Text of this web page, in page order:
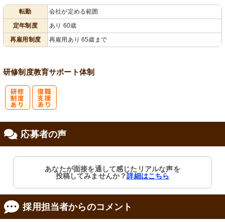
転勤
会社が定める範囲
定年制度
あり 60歳
再雇用制度
再雇用あり 65歳まで
研修制度教育サポート体制
応募者の声
あなたが面接を通して感じたリアルな声を
投稿してみませんか？詳細はこちら
採用担当者からのコメント